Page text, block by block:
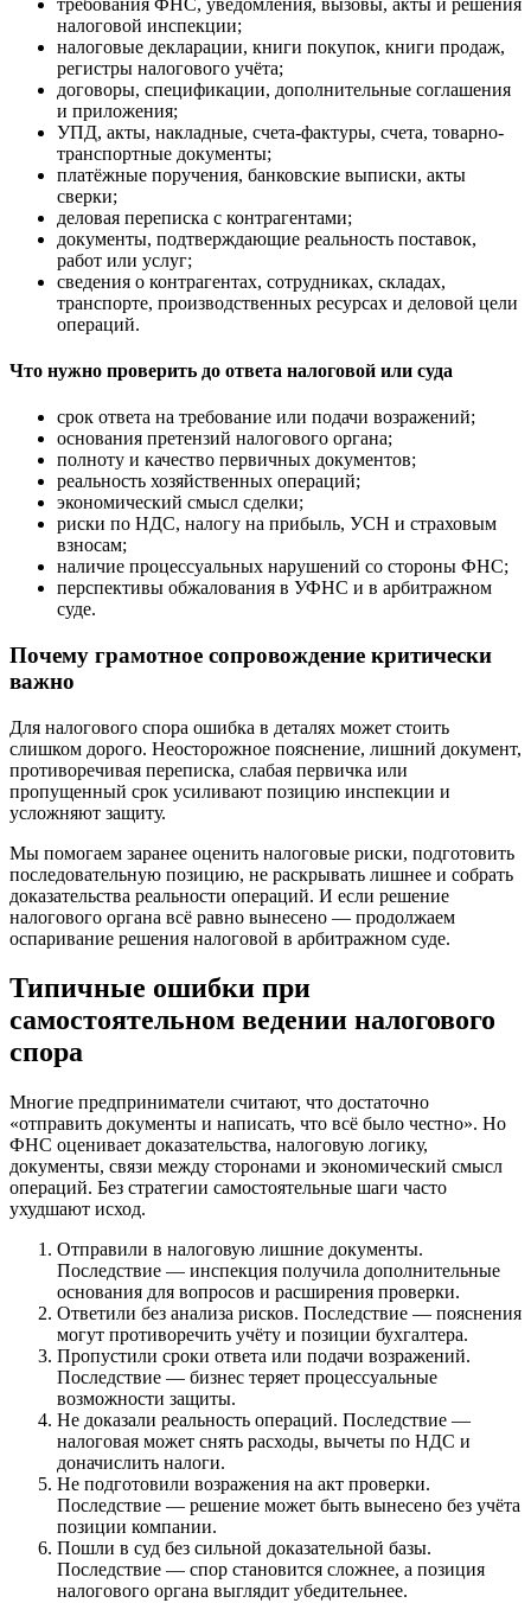
налоговой инспекции;
налоговые декларации, книги покупок, книги продаж,
регистры налогового учёта;
договоры, спецификации, дополнительные соглашения
и приложения;
УПД, акты, накладные, счета-фактуры, счета, товарно-
транспортные документы;
платёжные поручения, банковские выписки, акты
сверки;
деловая переписка с контрагентами;
документы, подтверждающие реальность поставок,
работ или услуг;
сведения о контрагентах, сотрудниках, складах,
транспорте, производственных ресурсах и деловой цели
операций.
Что нужно проверить до ответа налоговой или суда
срок ответа на требование или подачи возражений;
основания претензий налогового органа;
полноту и качество первичных документов;
реальность хозяйственных операций;
экономический смысл сделки;
риски по НДС, налогу на прибыль, УСН и страховым
взносам;
наличие процессуальных нарушений со стороны ФНС;
перспективы обжалования в УФНС и в арбитражном
суде.
Почему грамотное сопровождение критически
важно
Для налогового спора ошибка в деталях может стоить
слишком дорого. Неосторожное пояснение, лишний документ,
противоречивая переписка, слабая первичка или
пропущенный срок усиливают позицию инспекции и
усложняют защиту.
Мы помогаем заранее оценить налоговые риски, подготовить
последовательную позицию, не раскрывать лишнее и собрать
доказательства реальности операций. И если решение
налогового органа всё равно вынесено — продолжаем
оспаривание решения налоговой в арбитражном суде.
Типичные ошибки при
самостоятельном ведении налогового
спора
Многие предприниматели считают, что достаточно
«отправить документы и написать, что всё было честно». Но
ФНС оценивает доказательства, налоговую логику,
документы, связи между сторонами и экономический смысл
операций. Без стратегии самостоятельные шаги часто
ухудшают исход.
Отправили в налоговую лишние документы.
Последствие — инспекция получила дополнительные
основания для вопросов и расширения проверки.
Ответили без анализа рисков. Последствие — пояснения
могут противоречить учёту и позиции бухгалтера.
Пропустили сроки ответа или подачи возражений.
Последствие — бизнес теряет процессуальные
возможности защиты.
Не доказали реальность операций. Последствие —
налоговая может снять расходы, вычеты по НДС и
доначислить налоги.
Не подготовили возражения на акт проверки.
Последствие — решение может быть вынесено без учёта
позиции компании.
Пошли в суд без сильной доказательной базы.
Последствие — спор становится сложнее, а позиция
налогового органа выглядит убедительнее.